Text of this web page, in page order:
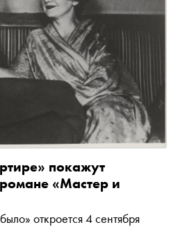
покажут
«Мастер и
откроется 4 сентября